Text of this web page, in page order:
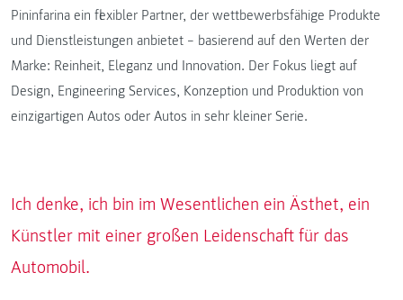
Pininfarina ein flexibler Partner, der wettbewerbsfähige Produkte
und Dienstleistungen anbietet – basierend auf den Werten der
Marke: Reinheit, Eleganz und Innovation. Der Fokus liegt auf
Design, Engineering Services, Konzeption und Produktion von
einzigartigen Autos oder Autos in sehr kleiner Serie.
Ich denke, ich bin im Wesentlichen ein Ästhet, ein
Künstler mit einer großen Leidenschaft für das
Automobil.